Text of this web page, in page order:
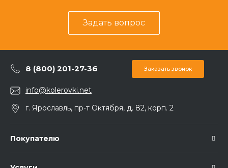
Задать вопрос
8 (800) 201-27-36 Заказать звонок
info@kolerovki.net
г. Ярославль, пр-т Октября, д. 82, корп. 2
Покупателю